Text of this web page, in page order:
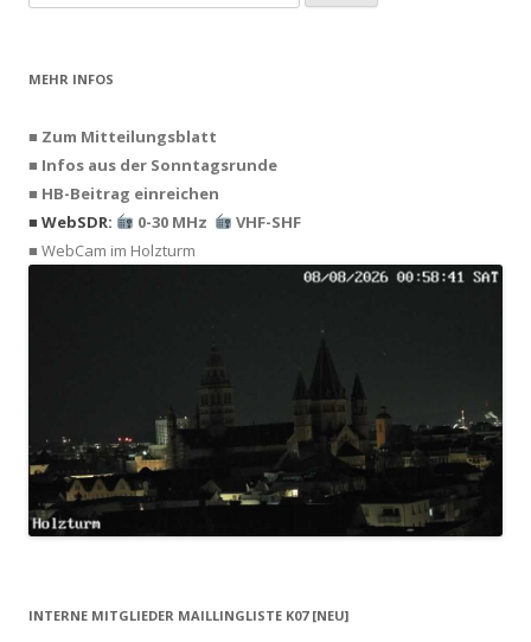
nach:
MEHR INFOS
■ Zum Mitteilungsblatt
■ Infos aus der Sonntagsrunde
■ HB-Beitrag einreichen
■ WebSDR:
0-30 MHz
VHF-SHF
■ WebCam im Holzturm
INTERNE MITGLIEDER MAILLINGLISTE K07 [NEU]